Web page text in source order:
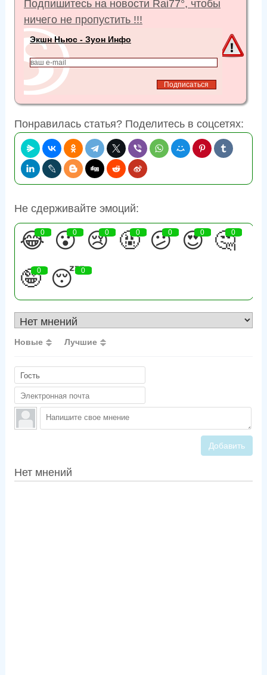
Подпишитесь на новости Rai77°, чтобы
ничего не пропустить !!!
Экшн Ньюс - Зуон Инфо
Понравилась статья? Поделитесь в соцсетях:
Не сдерживайте эмоций:
😂
0 😮
0 😢
0 🤬
0 😕
0 😍
0 🤔
0
🤪
0 😴
0
Новые Лучшие
Добавить
Нет мнений